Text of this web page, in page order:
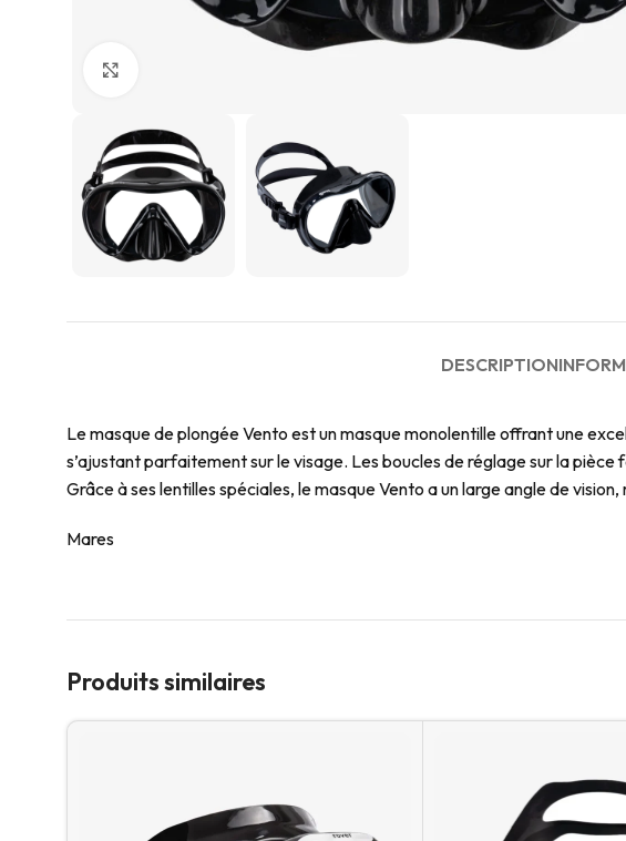
DESCRIPTION
Le masque de plongée Vento est un masque monolentille offrant une
s’ajustant parfaitement sur le visage. Les boucles de réglage sur la
Grâce à ses lentilles spéciales, le masque Vento a un large angle de
Mares
Produits similaires